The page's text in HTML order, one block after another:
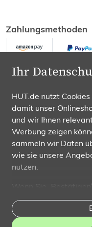
Ihr
HUT.de nutzt
damit unser
und wir Ihnen
Werbung zeigen
sammeln wir Daten
wie sie unsere
nutzen.
einverstanden und
Dritte weiterzugeben,
Marketingpartner.
Zahlungsmethoden
Wir versenden mit